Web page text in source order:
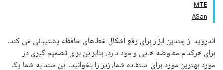
MTE
ASan
اندروید از چندین ابزار برای رفع اشکال خطاهای حافظه پشتیبانی می کند.
برای هرکدام معاوضه هایی وجود دارد، بنابراین برای تصمیم گیری در
مورد بهترین مورد برای استفاده شما، زیر را بخوانید. این سند به شما یک